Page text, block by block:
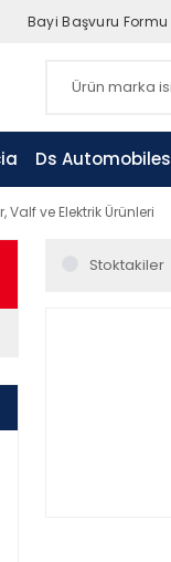
Bayi Başvuru Formu
Ds Automobiles
Valf ve Elektrik Ürünleri
Stoktakiler